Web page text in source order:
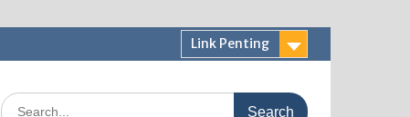
Link Penting
Search